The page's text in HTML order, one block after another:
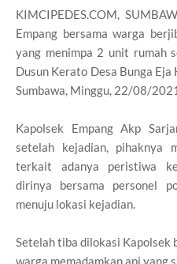
KIMCIPEDES.COM,
Empang bersama warga
yang menimpa 2 unit rumah
Dusun Kerato Desa Bunga
Sumbawa, Minggu, 22/08/
Kapolsek Empang Akp
setelah kejadian, pihaknya
terkait adanya peristiwa
dirinya bersama personel
menuju lokasi kejadian.
Setelah tiba dilokasi Kapolsek
warga memadamkan api yang